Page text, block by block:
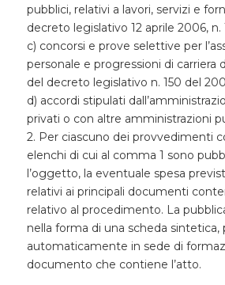
pubblici, relativi a lavori, servizi e
decreto legislativo 12 aprile 2006, n.
c) concorsi e prove selettive per
personale e progressioni di carriera
del decreto legislativo n. 150 del
d) accordi stipulati
privati o con altre amministrazioni
2. Per ciascuno dei provvedimenti
elenchi di cui al comma 1 sono
l’oggetto, la eventuale spesa
relativi ai principali documenti
relativo al procedimento. La
nella forma di una scheda sintetica,
automaticamente in sede di
documento che contiene l’atto.